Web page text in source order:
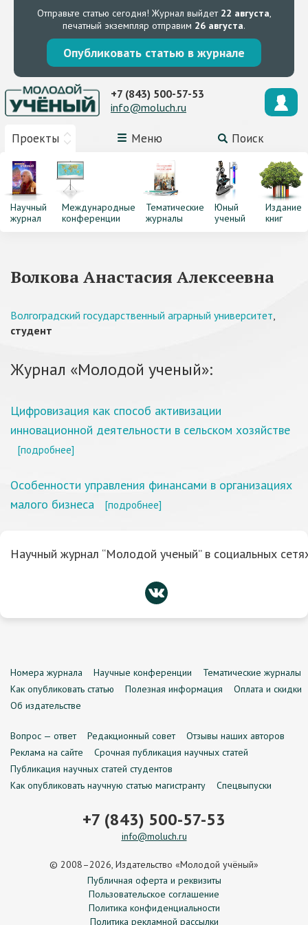
Отправьте статью сегодня! Журнал выйдет 22 августа,
печатный экземпляр отправим 26 августа.
Опубликовать статью в журнале
Проекты Меню Поиск
+7 (843) 500-57-53
info@moluch.ru
Научный
журнал
Международные
конференции
Тематические
журналы
Юный
ученый
Издание
книг
Волкова Анастасия Алексеевна
Волгоградский государственный аграрный университет,
студент
Журнал «Молодой ученый»:
Цифровизация как способ активизации
инновационной деятельности в сельском хозяйстве
[подробнее]
Особенности управления финансами в организациях
малого бизнеса
[подробнее]
Научный журнал “Молодой ученый” в социальных
Номера журнала Научные конференции
Тематические журналы
Как опубликовать статью
Полезная информация
Оплата и скидки
Об издательстве
Вопрос — ответ Редакционный совет
Отзывы наших авторов
Реклама на сайте
Срочная публикация научных статей
Публикация научных статей студентов
Как опубликовать научную статью магистранту
Спецвыпуски
+7 (843) 500-57-53
info@moluch.ru
© 2008–2026, Издательство «Молодой учёный»
Публичная оферта и реквизиты
Пользовательское соглашение
Политика конфиденциальности
Политика рекламной рассылки